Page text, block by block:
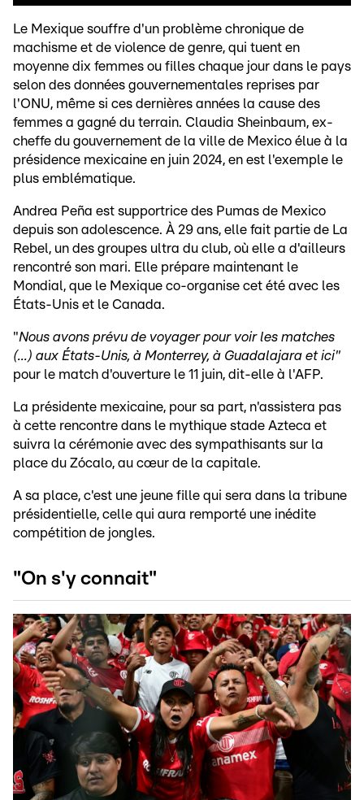
Le Mexique souffre d'un problème chronique de
machisme et de violence de genre, qui tuent en
moyenne dix femmes ou filles chaque jour dans le pays
selon des données gouvernementales reprises par
l'ONU, même si ces dernières années la cause des
femmes a gagné du terrain. Claudia Sheinbaum, ex-
cheffe du gouvernement de la ville de Mexico élue à la
présidence mexicaine en juin 2024, en est l'exemple le
plus emblématique.
Andrea Peña est supportrice des Pumas de Mexico
depuis son adolescence. À 29 ans, elle fait partie de La
Rebel, un des groupes ultra du club, où elle a d'ailleurs
rencontré son mari. Elle prépare maintenant le
Mondial, que le Mexique co-organise cet été avec les
États-Unis et le Canada.
"Nous avons prévu de voyager pour voir les matches
(...) aux États-Unis, à Monterrey, à Guadalajara et ici"
pour le match d'ouverture le 11 juin, dit-elle à l'AFP.
La présidente mexicaine, pour sa part, n'assistera pas
à cette rencontre dans le mythique stade Azteca et
suivra la cérémonie avec des sympathisants sur la
place du Zócalo, au cœur de la capitale.
A sa place, c'est une jeune fille qui sera dans la tribune
présidentielle, celle qui aura remporté une inédite
compétition de jongles.
"On s'y connait"